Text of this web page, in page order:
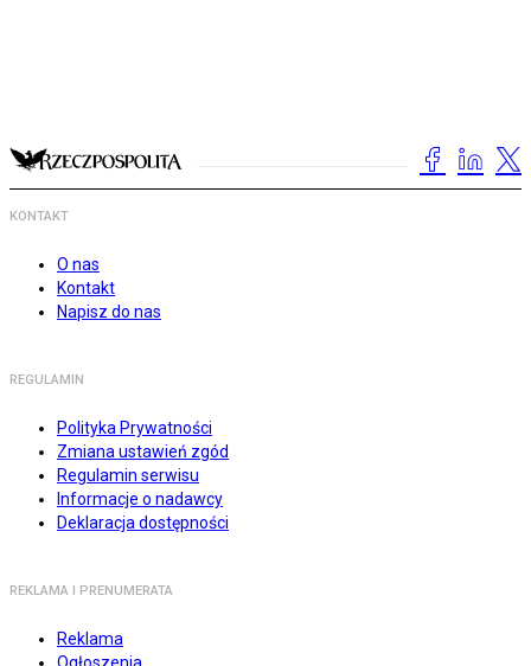
KONTAKT
O nas
Kontakt
Napisz do nas
REGULAMIN
Polityka Prywatności
Zmiana ustawień zgód
Regulamin serwisu
Informacje o nadawcy
Deklaracja dostępności
REKLAMA I PRENUMERATA
Reklama